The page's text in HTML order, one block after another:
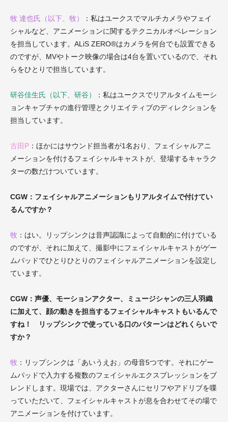
牧 達也氏（以下、牧）
：私はユークスでマルチカメラやフェイ
シャルなど、アニメーションに関するテクニカルオペレーション
を担当しています。ALiS ZERO®はカメラを何台でも設置できる
のですが、 MVやトーク映像の場合は4台を置いているので、それ
らをひとりで担当しています。
研谷佳生氏（以下、研谷）
：私はユークスでリアルタイムモーシ
ョンキャプチャの進行管理とクリエイティブのディレクションを
担当しています。
古田P ：ほかにはサウンド担当者が1名おり、フェイシャルアニ
メーションを付けるフェイシャルキャストが、登場するキャラク
ターの数だけついています。
CGW：フェイシャルアニメーションもリアルタイムで付けてい
るんですか？
牧 ：はい。リップシンクは音声認識によって自動的に付けている
のですが、それに加えて、撮影中にフェイシャルキャストがゲー
ムパッドでひとりひとりのフェイシャルアニメーションを設定し
ています。
CGW：声優、モーションアクター、ミュージシャンの三人羽織
に加えて、顔の動きを担当するフェイシャルキャストもいるんで
すね！ リップシンクで使っている口のパターンはどれくらいで
すか？
牧 ：リップシンクは「あいうえお」の母音5つです。それにゲー
ムパッドで入力する複数のフェイシャルエクスプレッションをブ
レンドします。現場では、アクターさんにセリフやアドリブを喋
っていただいて、フェイシャルキャストが息を合わせてその場で
アニメーションを付けています。